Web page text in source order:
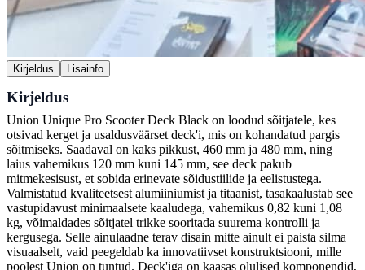
Kirjeldus Lisainfo
Kirjeldus
Union Unique Pro Scooter Deck Black on loodud sõitjatele, kes
otsivad kerget ja usaldusväärset deck'i, mis on kohandatud pargis
sõitmiseks. Saadaval on kaks pikkust, 460 mm ja 480 mm, ning
laius vahemikus 120 mm kuni 145 mm, see deck pakub
mitmekesisust, et sobida erinevate sõidustiilide ja eelistustega.
Valmistatud kvaliteetsest alumiiniumist ja titaanist, tasakaalustab see
vastupidavust minimaalsete kaaludega, vahemikus 0,82 kuni 1,08
kg, võimaldades sõitjatel trikke sooritada suurema kontrolli ja
kergusega. Selle ainulaadne terav disain mitte ainult ei paista silma
visuaalselt, vaid peegeldab ka innovatiivset konstruktsiooni, mille
poolest Union on tuntud. Deck'iga on kaasas olulised komponendid,